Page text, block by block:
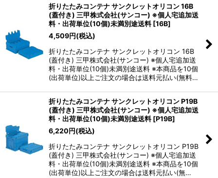
折りたたみコンテナ サンクレットオリコン 16B
(蓋付き) 三甲株式会社(サンコー) ※個人宅追加送
料・出荷単位(10個)未満別途送料 [16B]
4,509円(税込)
折りたたみコンテナ サンクレットオリコン 16B
(蓋付き) 三甲株式会社(サンコー) ※個人宅追加送
料・出荷単位(10個)未満別途送料 ※本商品を10個
(出荷単位)以上ご注文の場合は送料元払い(無料…
折りたたみコンテナ サンクレットオリコン P19B
(蓋付き) 三甲株式会社(サンコー) ※個人宅追加送
料・出荷単位(10個)未満別途送料 [P19B]
6,220円(税込)
折りたたみコンテナ サンクレットオリコン P19B
(蓋付き) 三甲株式会社(サンコー) ※個人宅追加送
料・出荷単位(10個)未満別途送料 ※本商品を10個
(出荷単位)以上ご注文の場合は送料元払い(無…